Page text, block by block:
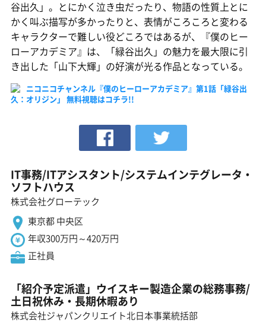
谷出久」。とにかく泣き虫だったり、物語の性質上とに
かく叫ぶ描写が多かったりと、表情がころころと変わる
キャラクターで難しい役どころではあるが、『僕のヒー
ローアカデミア』は、「緑谷出久」の魅力を最大限に引
き出した「山下大輝」の好演が光る作品となっている。
ニコニコチャンネル『僕のヒーローアカデミア』第1話「緑谷出
久：オリジン」 無料視聴はコチラ!!
IT事務/ITアシスタント/システムインテグレータ・
ソフトハウス
株式会社グローテック
東京都 中央区
年収300万円～420万円
正社員
「紹介予定派遣」ウイスキー製造企業の総務事務/
土日祝休み・長期休暇あり
株式会社ジャパンクリエイト北日本事業統括部